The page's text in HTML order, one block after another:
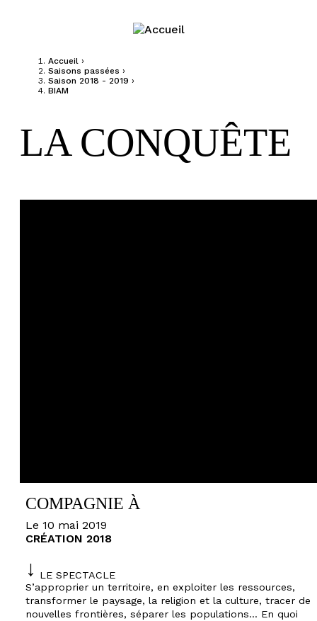
Vous êtes ici
Accueil ›
Saisons passées ›
Saison 2018 - 2019 ›
BIAM
LA CONQUÊTE
COMPAGNIE À
Le 10 mai 2019
CRÉATION 2018
LE SPECTACLE
S’approprier un territoire, en exploiter les ressources,
transformer le paysage, la religion et la culture, tracer de
nouvelles frontières, séparer les populations... En quoi